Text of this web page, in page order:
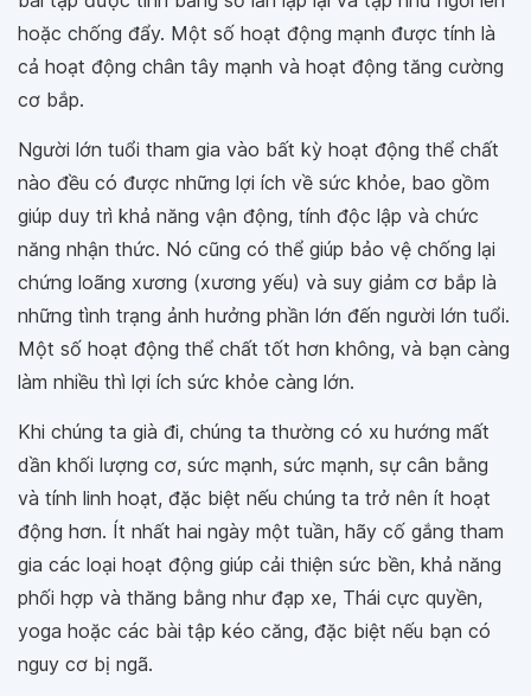
hoặc chống đẩy. Một số hoạt động mạnh được tính là
cả hoạt động chân tây mạnh và hoạt động tăng cường
cơ bắp.
Người lớn tuổi tham gia vào bất kỳ hoạt động thể chất
nào đều có được những lợi ích về sức khỏe, bao gồm
giúp duy trì khả năng vận động, tính độc lập và chức
năng nhận thức. Nó cũng có thể giúp bảo vệ chống lại
chứng loãng xương (xương yếu) và suy giảm cơ bắp là
những tình trạng ảnh hưởng phần lớn đến người lớn tuổi.
Một số hoạt động thể chất tốt hơn không, và bạn càng
làm nhiều thì lợi ích sức khỏe càng lớn.
Khi chúng ta già đi, chúng ta thường có xu hướng mất
dần khối lượng cơ, sức mạnh, sức mạnh, sự cân bằng
và tính linh hoạt, đặc biệt nếu chúng ta trở nên ít hoạt
động hơn. Ít nhất hai ngày một tuần, hãy cố gắng tham
gia các loại hoạt động giúp cải thiện sức bền, khả năng
phối hợp và thăng bằng như đạp xe, Thái cực quyền,
yoga hoặc các bài tập kéo căng, đặc biệt nếu bạn có
nguy cơ bị ngã.